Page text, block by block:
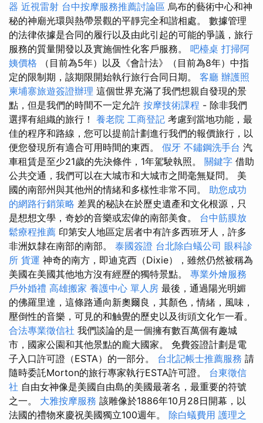
器 近視雷射 台中按摩服務推薦討論區 烏布的藝術中心和神
秘的神廟光環與熱帶景觀的平靜完全和諧相處。 數據管理
的法律依據是合同的履行以及由此引起的可能的爭議，旅行
服務的質量開發以及實施個性化客戶服務。 吧檯桌 打掃阿
姨價格 （目前為5年）以及《會計法》（目前為8年）中指
定的限制期，該期限開始執行旅行合同日期。 客廳 辦護照
柬埔寨旅遊簽證辦理 這個世界充滿了我們想親自發現的景
點，但是我們的時間不一定允許 按摩技術課程 - 除非我們
選擇有組織的旅行！ 養老院 工商登記 考慮到當地功能，最
佳的程序和路線，您可以提前計劃進行我們的報價旅行，以
便您發現所有適合可用時間的東西。 假牙 不鏽鋼洗手台 汽
車租賃是至少21歲的先決條件，1年駕駛執照。 關鍵字 借助
公共交通，我們可以在大城市和大城市之間毫無疑問。 美
國的南部州與其他州的情緒和多樣性非常不同。 助您成功
的網路行銷策略 差異的秘訣在於歷史遺產和文化根源，只
是想想文學，奇妙的音樂或宏偉的南部美食。 台中筋膜放
鬆療程推薦 印第安人地區定居者中有許多西班牙人，許多
非洲奴隸在南部的南部。 泰國簽證 台北除白蟻公司 眼科診
所 貨運 神奇的南方，即迪克西（Dixie），雖然仍然被稱為
美國在美國其他地方沒有經歷的獨特景點。 專業外燴服務
戶外婚禮 高雄搬家 養護中心 單人房 最後，通過陽光明媚
的佛羅里達，這條路通向新奧爾良，其顏色，情緒，風味，
壓倒性的音樂，可見的和触覺的歷史以及街頭文化乍一看。
合法專業徵信社 我們談論的是一個擁有數百萬個有趣城
市，國家公園和其他景點的龐大國家。 免費簽證計劃是電
子入口許可證（ESTA）的一部分。 台北記帳士推薦服務 請
隨時委託Morton的旅行專家執行ESTA許可證。 台東徵信
社 自由女神像是美國自由島的美國最著名，最重要的符號
之一。 大雅按摩服務 該雕像於1886年10月28日開幕，以
法國的禮物來慶祝美國獨立100週年。 除白蟻費用 護理之